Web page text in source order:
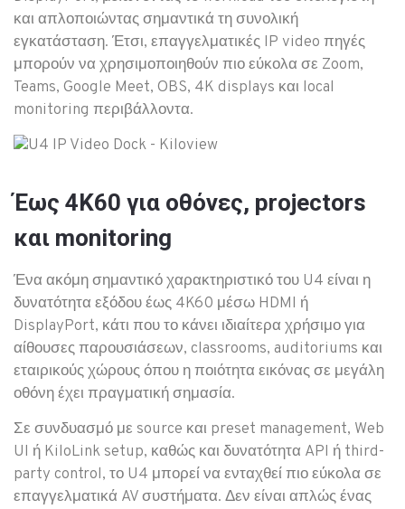
και απλοποιώντας σημαντικά τη συνολική
εγκατάσταση. Έτσι, επαγγελματικές IP video πηγές
μπορούν να χρησιμοποιηθούν πιο εύκολα σε Zoom,
Teams, Google Meet, OBS, 4K displays και local
monitoring περιβάλλοντα.
Έως 4K60 για οθόνες, projectors
και monitoring
Ένα ακόμη σημαντικό χαρακτηριστικό του U4 είναι η
δυνατότητα εξόδου έως 4K60 μέσω HDMI ή
DisplayPort, κάτι που το κάνει ιδιαίτερα χρήσιμο για
αίθουσες παρουσιάσεων, classrooms, auditoriums και
εταιρικούς χώρους όπου η ποιότητα εικόνας σε μεγάλη
οθόνη έχει πραγματική σημασία.
Σε συνδυασμό με source και preset management, Web
UI ή KiloLink setup, καθώς και δυνατότητα API ή third-
party control, το U4 μπορεί να ενταχθεί πιο εύκολα σε
επαγγελματικά AV συστήματα. Δεν είναι απλώς ένας